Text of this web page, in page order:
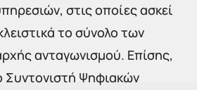
στις οποίες ασκεί
το σύνολο των
ανταγωνισμού. Επίσης,
Συντονιστή Ψηφιακών